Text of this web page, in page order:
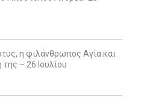
η φιλάνθρωπος Αγία και
– 26 Ιουλίου